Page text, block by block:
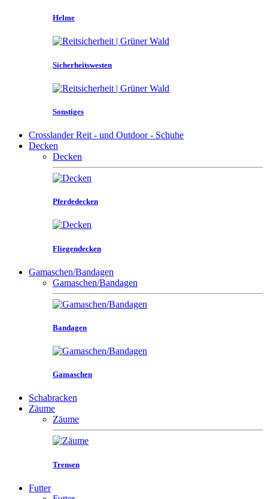
Helme
Sicherheitswesten
Sonstiges
Crosslander Reit - und Outdoor - Schuhe
Decken
Decken
Pferdedecken
Fliegendecken
Gamaschen/Bandagen
Gamaschen/Bandagen
Bandagen
Gamaschen
Schabracken
Zäume
Zäume
Trensen
Futter